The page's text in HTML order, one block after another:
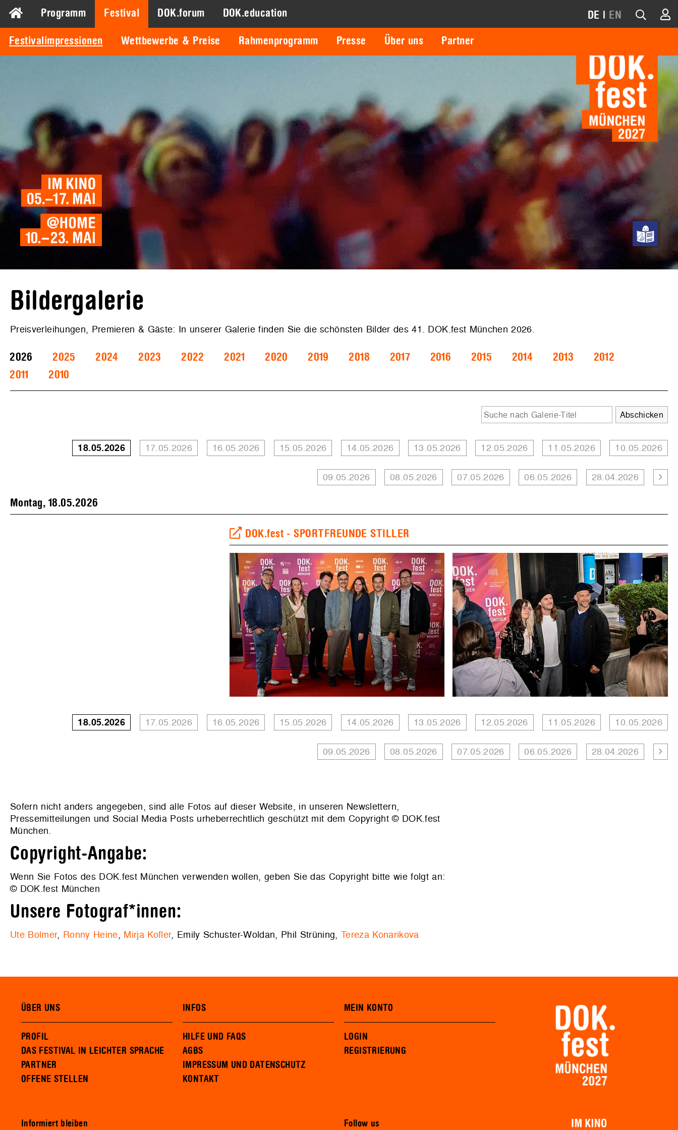
Programm Festival
Festivalimpressionen Wettbewerbe & Preise Rahmenprogramm Presse Über uns Partner
DOK.forum DOK.education DE | EN
Bildergalerie
Preisverleihungen, Premieren & Gäste: In unserer Galerie finden Sie die schönsten Bilder des 41. DOK.fest München 2026.
2026 2025 2024 2023 2022 2021 2020 2019 2018 2017 2016 2015 2014 2013
2012
2011
2010
18.05.2026 17.05.2026 16.05.2026 15.05.2026 14.05.2026 13.05.2026 12.05.2026 11.05.2026 10.05.2026
09.05.2026 08.05.2026 07.05.2026 06.05.2026 28.04.2026
Montag, 18.05.2026
DOK.fest - SPORTFREUNDE STILLER
18.05.2026 17.05.2026 16.05.2026 15.05.2026 14.05.2026 13.05.2026 12.05.2026 11.05.2026 10.05.2026
09.05.2026 08.05.2026 07.05.2026 06.05.2026 28.04.2026
Sofern nicht anders angegeben, sind alle Fotos auf dieser Website, in unseren Newslettern,
Pressemitteilungen und Social Media Posts urheberrechtlich geschützt mit dem Copyright © DOK.fest
München.
Copyright-Angabe:
Wenn Sie Fotos des DOK.fest München verwenden wollen, geben Sie das Copyright bitte wie folgt an:
© DOK.fest München
Unsere Fotograf*innen:
Ute Bolmer, Ronny Heine, Mirja Kofler, Emily Schuster-Woldan, Phil Strüning, Tereza Konarikova
ÜBER UNS
PROFIL
DAS FESTIVAL IN LEICHTER SPRACHE
PARTNER
OFFENE STELLEN
INFOS
HILFE UND FAQS
AGBS
IMPRESSUM UND DATENSCHUTZ
KONTAKT
MEIN KONTO
LOGIN
REGISTRIERUNG
Informiert bleiben Follow us